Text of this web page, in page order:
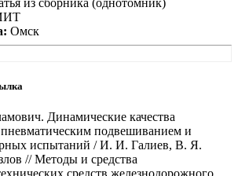
из сборника (однотомник)
Омск
Динамические качества
пневматическим подвешиванием и
испытаний / И. И. Галиев, В. Я.
// Методы и средства
средств железнодорожного